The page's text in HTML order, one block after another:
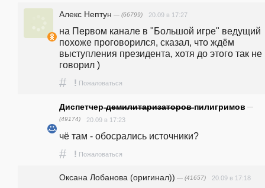
Алекс Нептун — (66799) 20.09 в 17:27
на Первом канале в "Большой игре" ведущий
похоже проговорился, сказал, что ждём
выступления президента, хотя до этого так не
говорил )
# ! Пожаловаться
Диспетчер ̶д̶е̶м̶и̶л̶и̶т̶а̶р̶и̶з̶а̶т̶о̶р̶о̶в̶ пилигримов —
(49174)
20.09 в 17:23
чё там - обосрались источники?
# ! Пожаловаться
Оксана Лобанова (оригинал)) — (41657) 20.09 в 17:18